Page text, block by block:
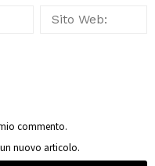
commento.
nuovo articolo.